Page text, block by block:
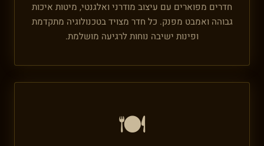
חדרים מפוארים עם עיצוב מודרני ואלגנטי, מיטות איכות
גבוהה ואמבט מפנק. כל חדר מצויד בטכנולוגיה מתקדמת
ופינות ישיבה נוחות לרגיעה מושלמת.
🍽️